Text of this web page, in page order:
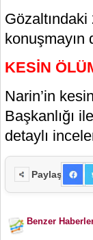
konuşmayın
KESİN
Narin’in
Başkanlığı
detaylı
Paylaş
Benzer